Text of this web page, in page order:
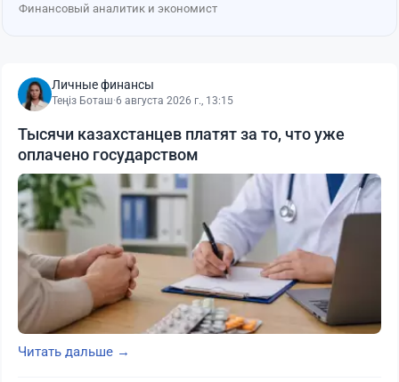
Финансовый аналитик и экономист
Личные финансы
Теңіз Боташ·6 августа 2026 г., 13:15
Тысячи казахстанцев платят за то, что уже
оплачено государством
Читать дальше →